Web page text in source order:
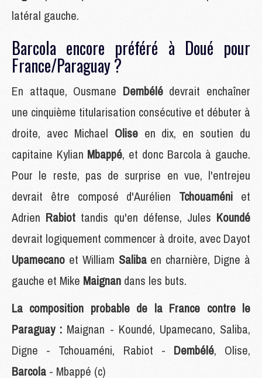
latéral gauche.
Barcola encore préféré à Doué pour
France/Paraguay ?
En attaque, Ousmane Dembélé devrait enchaîner
une cinquième titularisation consécutive et débuter à
droite, avec Michael Olise en dix, en soutien du
capitaine Kylian Mbappé, et donc Barcola à gauche.
Pour le reste, pas de surprise en vue, l'entrejeu
devrait être composé d'Aurélien Tchouaméni et
Adrien Rabiot tandis qu'en défense, Jules Koundé
devrait logiquement commencer à droite, avec Dayot
Upamecano et William Saliba en charnière, Digne à
gauche et Mike Maignan dans les buts.
La composition probable de la France contre le
Paraguay : Maignan - Koundé, Upamecano, Saliba,
Digne - Tchouaméni, Rabiot - Dembélé, Olise,
Barcola - Mbappé (c)